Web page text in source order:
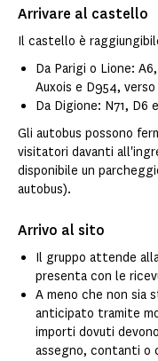
Arrivare al castello
Il castello è
Da Parigi o Lione:
Auxois e D954,
Da Digione: N71, D6
Gli autobus possono
visitatori davanti
disponibile un
autobus).
Arrivo al sito
Il gruppo attende
presenta con le
A meno che non sia
anticipato tramite
importi dovuti
assegno, contanti o